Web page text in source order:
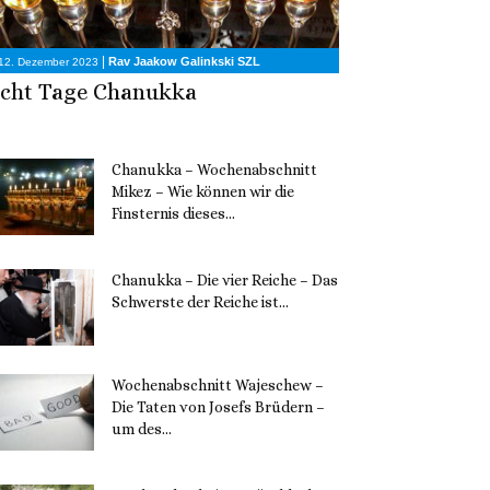
Dezember 2023 | Rav Jaakow Galinkski SZL
Tage Chanukka
Chanukka – Wochenabschnitt
Mikez – Wie können wir die
Finsternis dieses...
Chanukka – Die vier Reiche – Das
Schwerste der Reiche ist...
Wochenabschnitt Wajeschew –
Die Taten von Josefs Brüdern –
um des...